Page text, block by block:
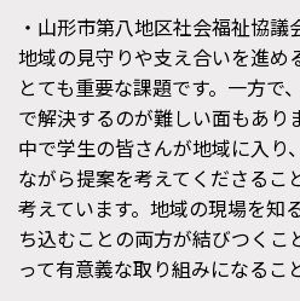
・山形市第八地区社会福祉協議
地域の見守りや支え合いを進め
とても重要な課題です。一方で
で解決するのが難しい面もあり
中で学生の皆さんが地域に入り
ながら提案を考えてくださるこ
考えています。地域の現場を知
ち込むことの両方が結びつくこ
って有意義な取り組みになるこ